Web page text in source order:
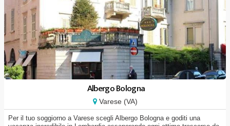
Albergo Bologna
Varese (VA)
Per il tuo soggiorno a Varese scegli Albergo Bologna e goditi una